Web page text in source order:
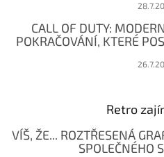
CALL OF DUTY:
POKRAČOVÁNÍ, KTERÉ
Retro
VÍŠ, ŽE... ROZTŘESENÁ
SPOLEČNÉHO